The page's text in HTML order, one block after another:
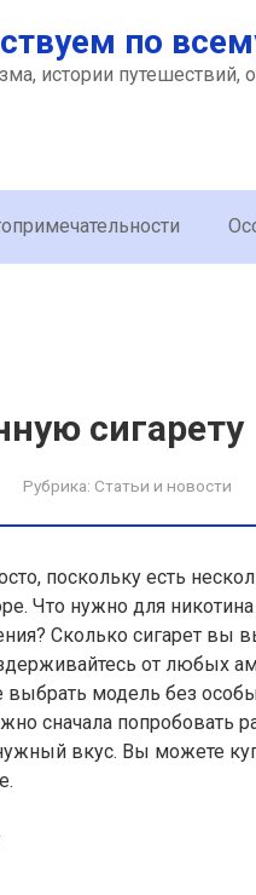
по
истории
сигарету
Рубрика: Статьи и новости
поскольку есть
Что нужно для
Сколько сигарет вы
от любых
модель без
сначала попробовать
вкус. Вы можете